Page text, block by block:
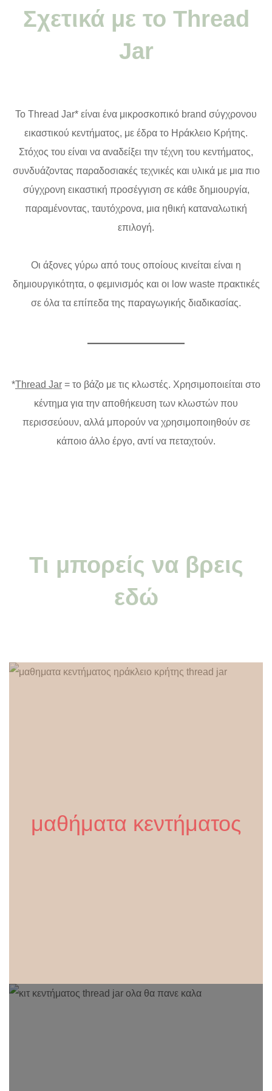
Σχετικά με το Thread
Jar
Το Thread Jar* είναι ένα μικροσκοπικό brand σύγχρονου
εικαστικού κεντήματος, με έδρα το Ηράκλειο Κρήτης.
Στόχος του είναι να αναδείξει την τέχνη του κεντήματος,
συνδυάζοντας παραδοσιακές τεχνικές και υλικά με μια πιο
σύγχρονη εικαστική προσέγγιση σε κάθε δημιουργία,
παραμένοντας, ταυτόχρονα, μια ηθική καταναλωτική
επιλογή.
Οι άξονες γύρω από τους οποίους κινείται είναι η
δημιουργικότητα, ο φεμινισμός και οι low waste πρακτικές
σε όλα τα επίπεδα της παραγωγικής διαδικασίας.
*Thread Jar = το βάζο με τις κλωστές. Χρησιμοποιείται στο
κέντημα για την αποθήκευση των κλωστών που
περισσεύουν, αλλά μπορούν να χρησιμοποιηθούν σε
κάποιο άλλο έργο, αντί να πεταχτούν.
Τι μπορείς να βρεις
εδώ
μαθήματα κεντήματος